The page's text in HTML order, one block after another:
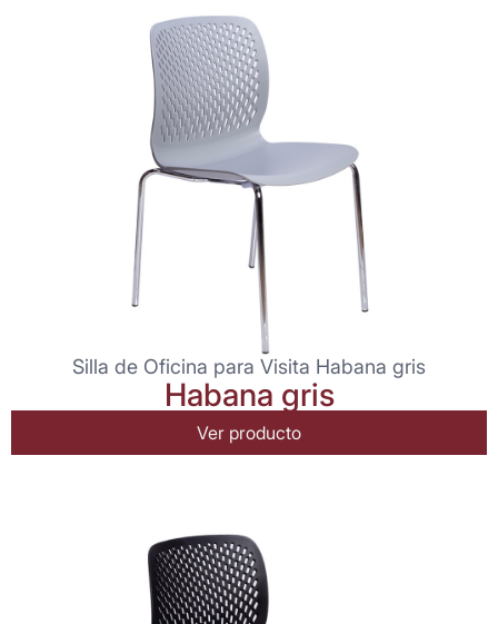
Silla de Oficina para Visita Habana gris
Habana gris
Ver producto